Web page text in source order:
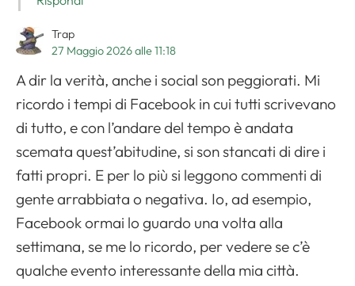
Trap
27 Maggio 2026 alle 11:18
A dir la verità, anche i social son peggiorati. Mi
ricordo i tempi di Facebook in cui tutti scrivevano
di tutto, e con l’andare del tempo è andata
scemata quest’abitudine, si son stancati di dire i
fatti propri. E per lo più si leggono commenti di
gente arrabbiata o negativa. Io, ad esempio,
Facebook ormai lo guardo una volta alla
settimana, se me lo ricordo, per vedere se c’è
qualche evento interessante della mia città.